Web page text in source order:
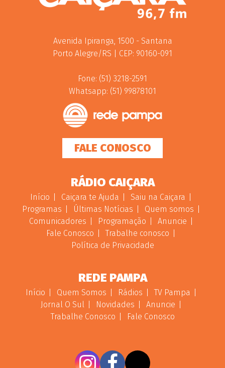
Avenida Ipiranga, 1500 - Santana
Porto Alegre/RS | CEP: 90160-091
Fone: (51) 3218-2591
Whatsapp: (51) 99878101
FALE CONOSCO
RÁDIO CAIÇARA
Início Caiçara te Ajuda
Saiu na Caiçara
Programas
Últimas Notícias
Quem somos
Comunicadores
Programação
Anuncie
Fale Conosco
Trabalhe conosco
Política de Privacidade
REDE PAMPA
Início Quem Somos Rádios
TV Pampa
Jornal O Sul
Novidades
Anuncie
Trabalhe Conosco
Fale Conosco